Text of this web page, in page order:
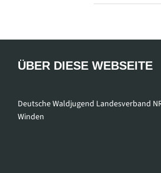
ÜBER DIESE WEBSEITE
Deutsche Waldjugend Landesverband
Winden